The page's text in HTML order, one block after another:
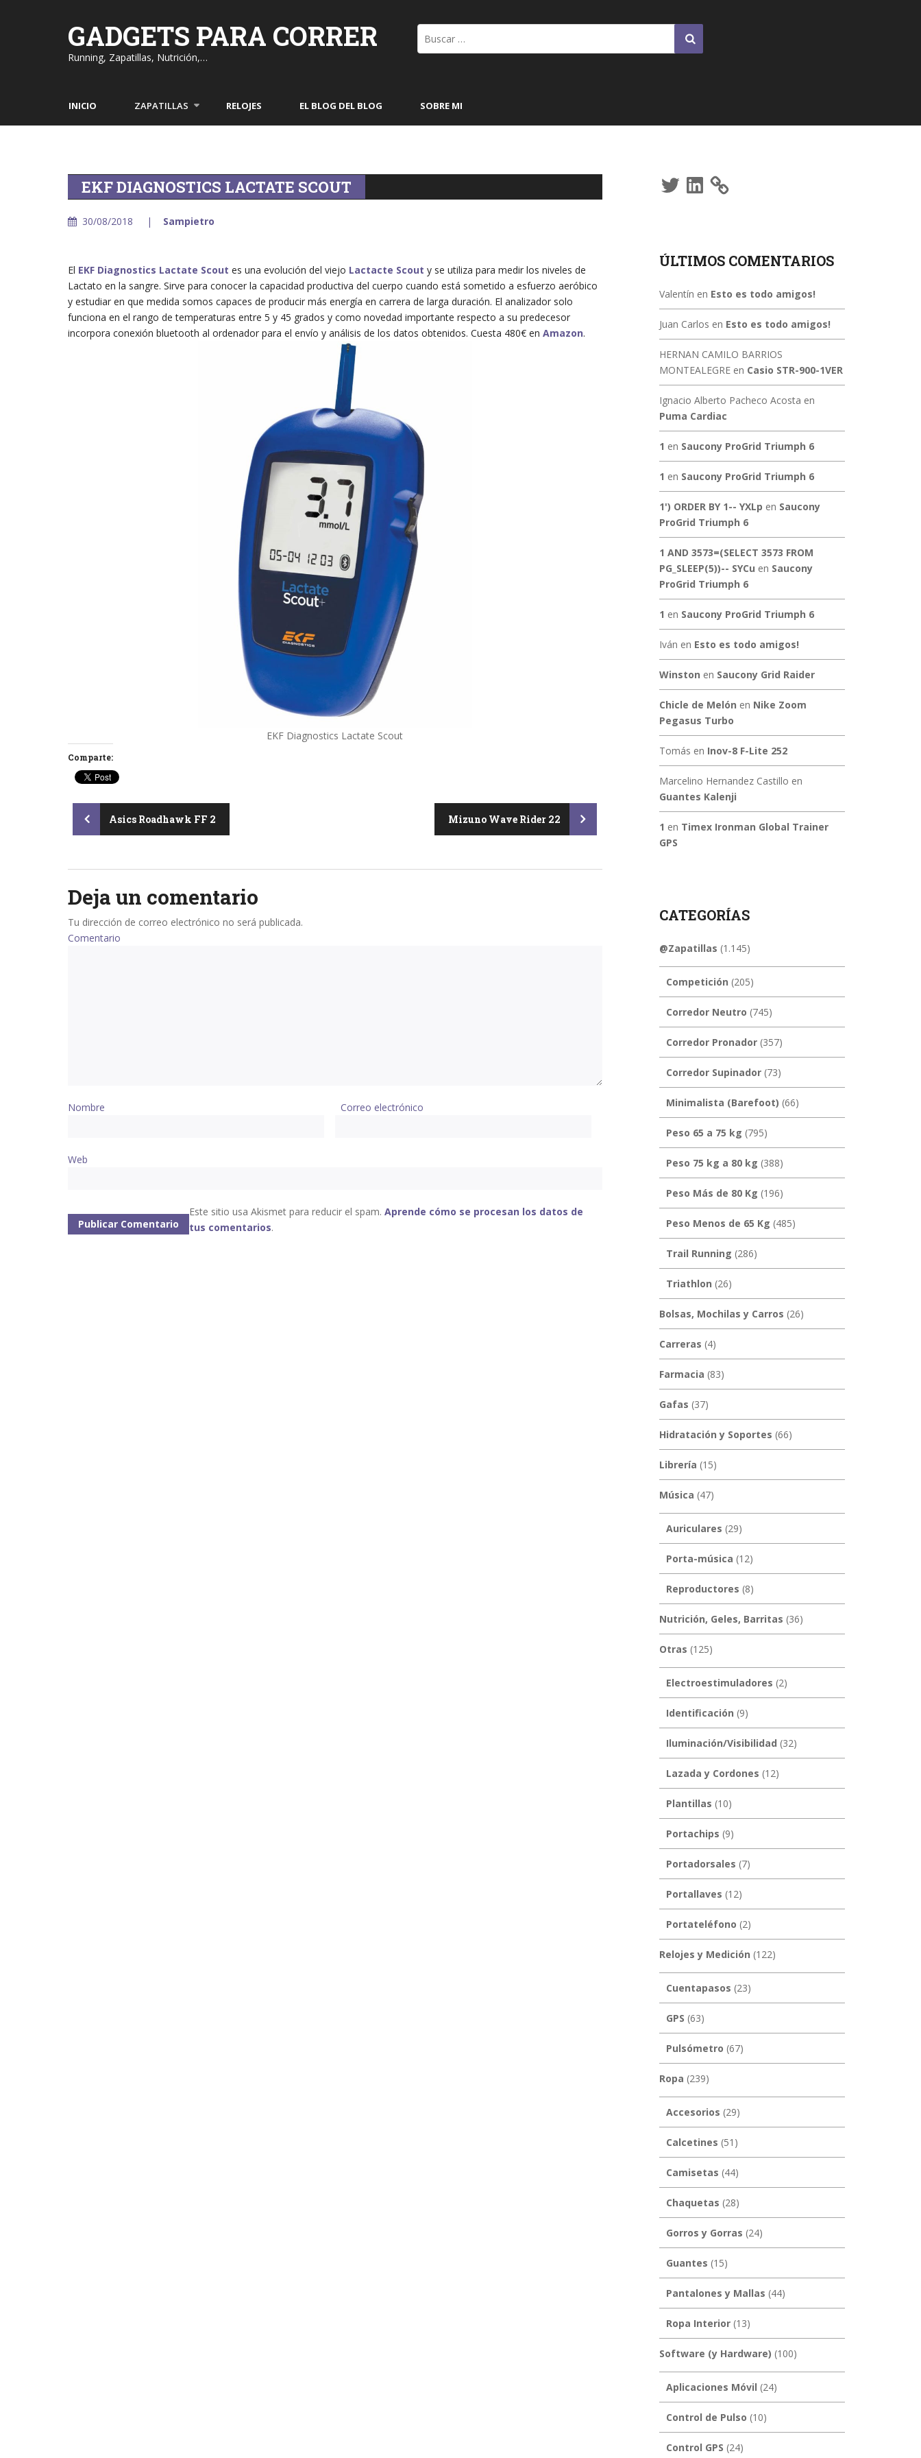
GADGETS PARA CORRER
Running, Zapatillas, Nutrición,…
INICIO ZAPATILLAS RELOJES EL BLOG DEL BLOG SOBRE MI
EKF DIAGNOSTICS LACTATE SCOUT
30/08/2018 Sampietro
El EKF Diagnostics Lactate Scout es una evolución del viejo Lactacte Scout y se utiliza para medir los niveles de
Lactato en la sangre. Sirve para conocer la capacidad productiva del cuerpo cuando está sometido a esfuerzo aeróbico
y estudiar en que medida somos capaces de producir más energía en carrera de larga duración. El analizador solo
funciona en el rango de temperaturas entre 5 y 45 grados y como novedad importante respecto a su predecesor
incorpora conexión bluetooth al ordenador para el envío y análisis de los datos obtenidos. Cuesta 480€ en Amazon.
EKF Diagnostics Lactate Scout
Comparte:
Post
navigation
Asics Roadhawk FF 2 Mizuno Wave Rider 22
Deja un comentario
Tu dirección de correo electrónico no será publicada.
Comentario
Nombre Correo electrónico
Web
Este sitio usa Akismet para reducir el spam. Aprende cómo se procesan los datos de
tus comentarios.
TwitterLinkedIn
ÚLTIMOS COMENTARIOS
Valentín en Esto es todo amigos!
Juan Carlos en Esto es todo amigos!
HERNAN CAMILO BARRIOS
MONTEALEGREen Casio STR-900-1VER
Ignacio Alberto Pacheco Acosta en
Puma Cardiac
1 en Saucony ProGrid Triumph 6
1 en Saucony ProGrid Triumph 6
1') ORDER BY 1-- YXLp en Saucony
ProGrid Triumph 6
1 AND 3573=(SELECT 3573 FROM
PG_SLEEP(5))-- SYCu en Saucony
ProGrid Triumph 6
1 en Saucony ProGrid Triumph 6
Iván en Esto es todo amigos!
Winston en Saucony Grid Raider
Chicle de Melón en Nike Zoom
Pegasus Turbo
Tomás en Inov-8 F-Lite 252
Marcelino Hernandez Castillo en
Guantes Kalenji
1 en Timex Ironman Global Trainer
GPS
CATEGORÍAS
@Zapatillas (1.145)
Competición (205)
Corredor Neutro (745)
Corredor Pronador(357)
Corredor Supinador(73)
Minimalista (Barefoot) (66)
Peso 65 a 75 kg (795)
Peso 75 kg a 80 kg (388)
Peso Más de 80 Kg (196)
Peso Menos de 65 Kg (485)
Trail Running (286)
Triathlon (26)
Bolsas, Mochilas y Carros (26)
Carreras (4)
Farmacia (83)
Gafas (37)
Hidratación y Soportes (66)
Librería (15)
Música (47)
Auriculares (29)
Porta-música (12)
Reproductores (8)
Nutrición, Geles, Barritas (36)
Otras (125)
Electroestimuladores (2)
Identificación (9)
Iluminación/Visibilidad (32)
Lazada y Cordones (12)
Plantillas (10)
Portachips (9)
Portadorsales (7)
Portallaves (12)
Portateléfono (2)
Relojes y Medición (122)
Cuentapasos (23)
GPS (63)
Pulsómetro (67)
Ropa (239)
Accesorios (29)
Calcetines (51)
Camisetas (44)
Chaquetas (28)
Gorros y Gorras (24)
Guantes (15)
Pantalones y Mallas (44)
Ropa Interior(13)
Software (y Hardware) (100)
Aplicaciones Móvil (24)
Control de Pulso (10)
Control GPS (24)